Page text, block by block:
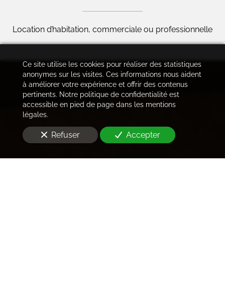
Location d’habitation, commerciale ou professionnelle
Ce site utilise les cookies pour réaliser des statistiques
anonymes sur les visites. Ces informations nous aident
à améliorer votre expérience et offrir des contenus
pertinents. Notre politique de confidentialité est
accessible en pied de page dans les mentions
légales.
Refuser Accepter